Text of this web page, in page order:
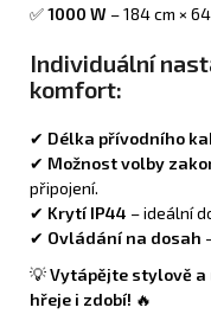
✅1000 W – 184 cm ×
Individuální
komfort:
✔ Délka přívodního
✔ Možnost volby
připojení.
✔ Krytí IP44 – ideální
✔ Ovládání na dosah
💡Vytápějte stylově a
hřeje i zdobí! 🔥